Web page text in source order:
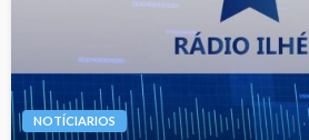
NOTÍCIARIOS